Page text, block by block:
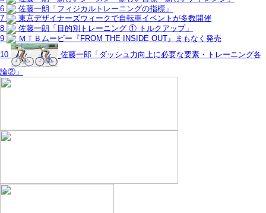
6
佐藤一朗「フィジカルトレーニングの指標」
7
東京デザイナーズウィークで自転車イベントが多数開催
8
佐藤一朗「目的別トレーニング ① トルクアップ」
9
ＭＴＢムービー『FROM THE INSIDE OUT』まもなく発売
10
佐藤一郎「ダッシュ力向上に必要な要素・トレーニング各
論②」